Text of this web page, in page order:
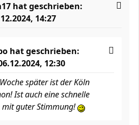
hat geschrieben:
14:27
hat geschrieben:
12:30
später ist der Köln
Ist auch eine schnelle
mit guter Stimmung!